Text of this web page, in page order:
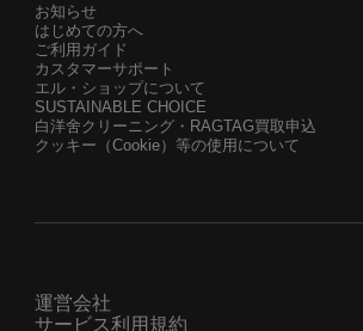
お知らせ
はじめての方へ
ご利用ガイド
カスタマーサポート
エル・ショップについて
SUSTAINABLE CHOICE
白洋舍クリーニング・RAGTAG買取申込
クッキー（Cookie）等の使用について
運営会社
サービス利用規約